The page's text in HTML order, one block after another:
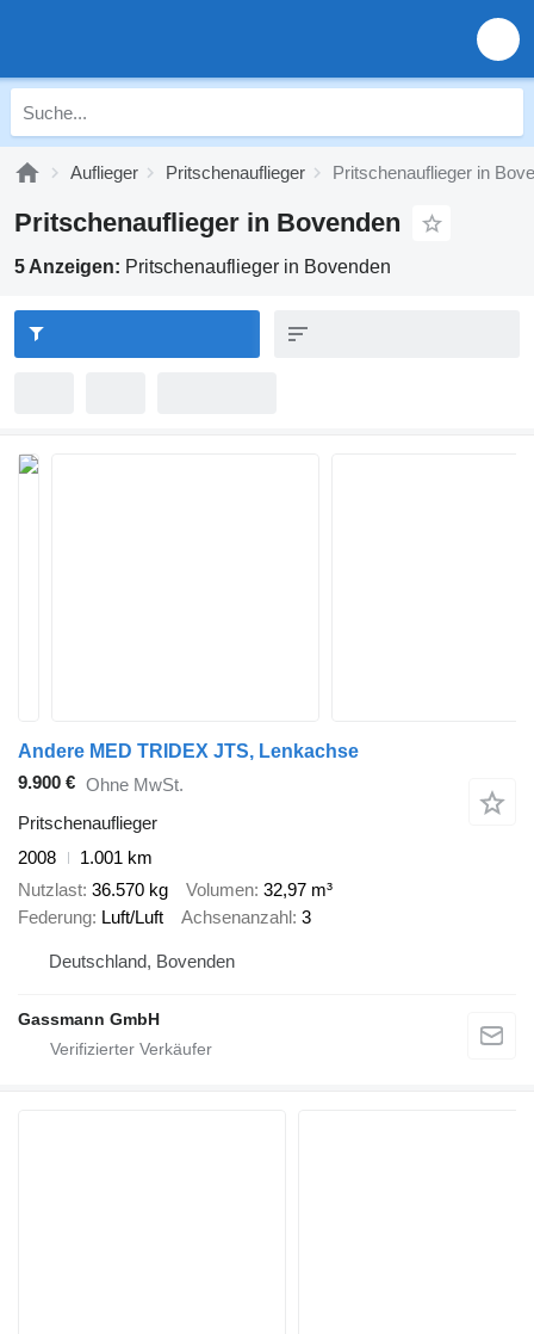
Auflieger Pritschenauflieger Pritschenauflieger in
Pritschenauflieger in Bovenden
5 Anzeigen: Pritschenauflieger in Bovenden
Andere MED TRIDEX JTS, Lenkachse
9.900 € Ohne MwSt.
Pritschenauflieger
2008
1.001 km
Nutzlast 36.570 kg Volumen 32,97 m³
Federung Luft/Luft Achsenanzahl 3
Deutschland, Bovenden
Gassmann GmbH